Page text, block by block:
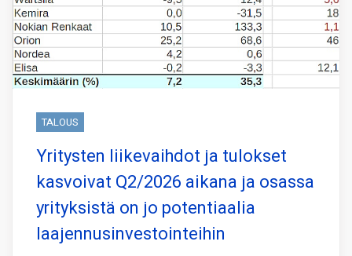
TALOUS
Yritysten liikevaihdot ja tulokset
kasvoivat Q2/2026 aikana ja osassa
yrityksistä on jo potentiaalia
laajennusinvestointeihin